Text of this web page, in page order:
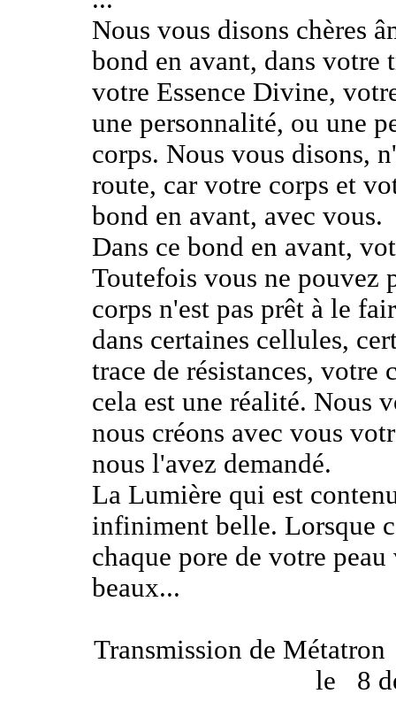
Nous vous disons chères
bond en avant, dans
votre Essence Divine,
une personnalité, ou une
corps. Nous vous disons,
route, car votre corps et
bond en avant, avec vous.
Dans ce bond en avant,
Toutefois vous ne pouvez
corps n'est pas prêt à le
dans certaines cellules,
trace de résistances, votre
cela est une réalité. Nous
nous créons avec vous
nous l'avez demandé.
La Lumière qui est
infiniment belle. Lorsque
chaque pore de votre
beaux...
Transmission de Métatron
le
8